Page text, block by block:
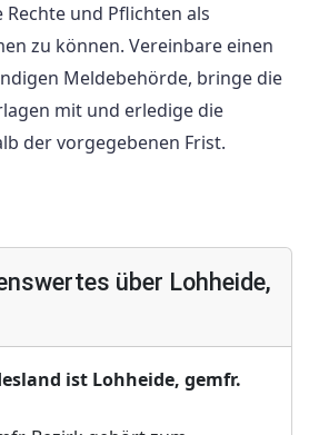
und Pflichten als
zu können. Vereinbare einen
Meldebehörde, bringe die
mit und erledige die
der vorgegebenen Frist.
über Lohheide,
ist Lohheide, gemfr.